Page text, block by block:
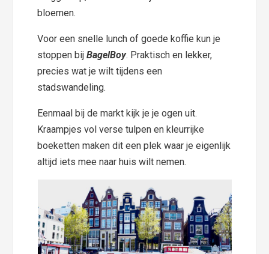
bloemen.
Voor een snelle lunch of goede koffie kun je
stoppen bijBagelBoy. Praktisch en lekker,
precies wat je wilt tijdens een
stadswandeling.
Eenmaal bij de markt kijk je je ogen uit.
Kraampjes vol verse tulpen en kleurrijke
boeketten maken dit een plek waar je eigenlijk
altijd iets mee naar huis wilt nemen.